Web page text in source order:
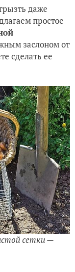
даже
простое
заслоном от
сделать ее
сетки —